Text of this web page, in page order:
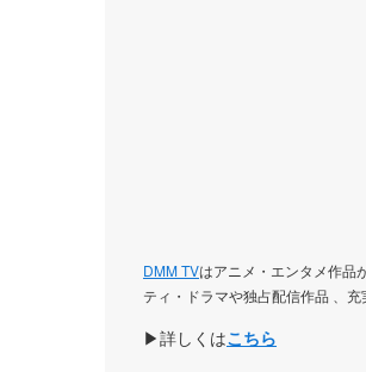
DMM TVはアニメ・エンタメ作品
ティ・ドラマや独占配信作品 、
▶詳しくはこちら